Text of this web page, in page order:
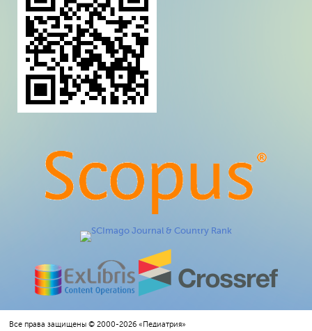
Все права защищены © 2000-2026 «Педиатрия»